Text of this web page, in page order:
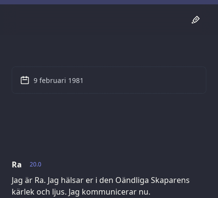
20.0
Ra
Jag är Ra. Jag hälsar er i den Oändliga Skaparens
kärlek och ljus. Jag kommunicerar nu.
9 februari 1981